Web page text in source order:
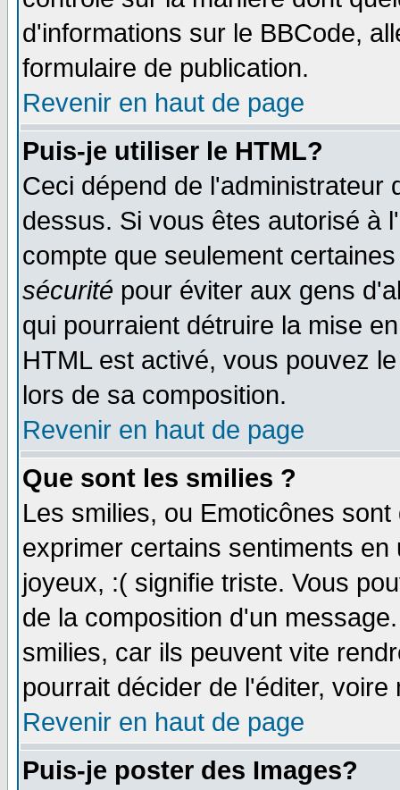
d'informations sur le BBCode,
formulaire de publication.
Revenir en haut de page
Puis-je utiliser le HTML?
Ceci dépend de l'administrateur
dessus. Si vous êtes autorisé à
compte que seulement
sécurité pour éviter aux gens
qui pourraient détruire la mise
HTML est activé, vous pouvez
lors de sa composition.
Revenir en haut de page
Que sont les smilies ?
Les smilies, ou Emoticônes
exprimer certains sentiments
joyeux, :( signifie triste. Vous
de la composition d'un
smilies, car ils peuvent vite
pourrait décider de l'éditer,
Revenir en haut de page
Puis-je poster des Images?